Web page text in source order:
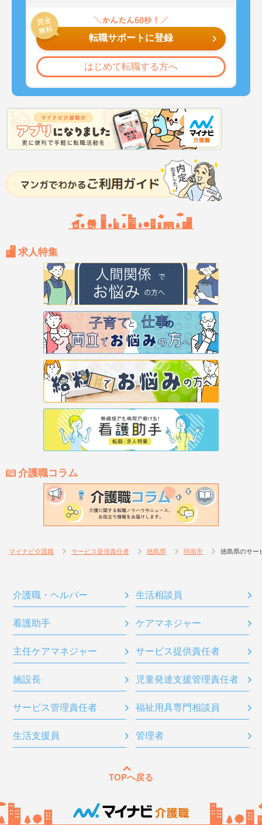
転職サポートに登録
はじめて転職する方へ
求人特集
介護職コラム
マイナビ介護職 サービス提供責任者 徳島県 阿南市 徳島県のサー
介護職・ヘルパー 生活相談員
看護助手 ケアマネジャー
主任ケアマネジャー サービス提供責任者
施設長 児童発達支援管理責任者
サービス管理責任者 福祉用具専門相談員
生活支援員 管理者
TOPへ戻る